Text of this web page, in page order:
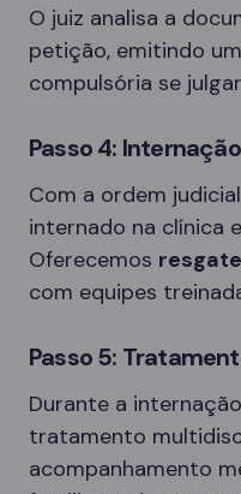
O juiz analisa a
petição, emitindo
compulsória se
Passo 4: Internação
Com a ordem
internado na clínica
Oferecemos
com equipes
Passo 5:
Durante a
tratamento
acompanhamento